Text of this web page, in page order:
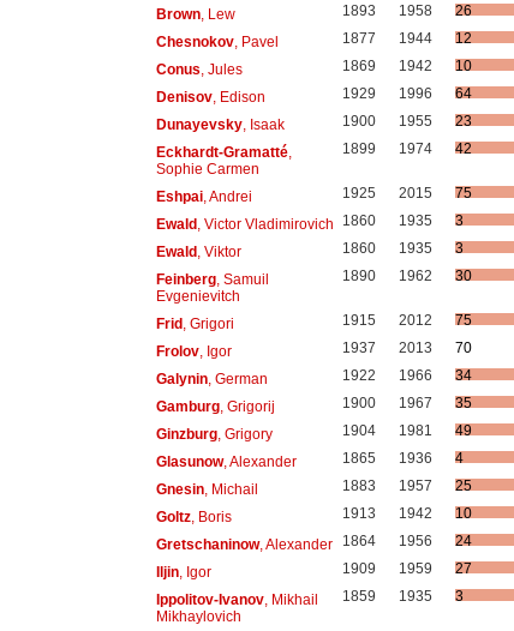
Brown, Lew 1893 1958
26
Chesnokov, Pavel 1877 1944
12
Conus , Jules 1869 1942
10
Denisov, Edison 1929 1996
64
Dunayevsky, Isaak 1900 1955
23
Eckhardt-Gramatté,
Sophie Carmen
1899 1974 42
Eshpai, Andrei 1925 2015
75
Ewald, Victor Vladimirovich 1860 1935
3
Ewald, Viktor 1860 1935
3
Feinberg, Samuil
Evgenievitch
1890 1962 30
Frid, Grigori 1915 2012
75
Frolov, Igor 1937 2013
70
Galynin, German 1922 1966
34
Gamburg, Grigorij 1900 1967
35
Ginzburg, Grigory 1904 1981
49
Glasunow, Alexander 1865 1936
4
Gnesin, Michail 1883 1957
25
Goltz, Boris 1913 1942
10
Gretschaninow, Alexander 1864 1956
24
Iljin, Igor 1909 1959
27
Ippolitov-Ivanov, Mikhail
Mikhaylovich
1859 1935 3